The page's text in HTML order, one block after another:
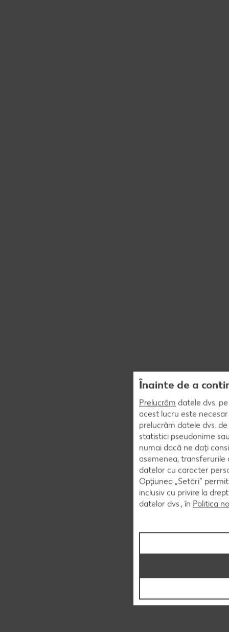
Înainte de a
Prelucrăm datele dvs.
acest lucru este
prelucrăm datele dvs.
statistici pseudonime
numai dacă ne dați
asemenea,
datelor cu caracter
Opțiunea „Setări”
inclusiv cu privire la
datelor dvs., în Politica